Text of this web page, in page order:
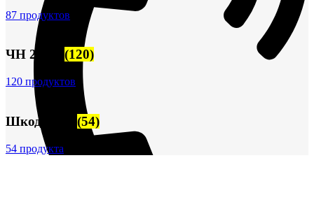
87 продуктов
ЧН 25/34 (120)
120 продуктов
Шкода-275 (54)
54 продукта